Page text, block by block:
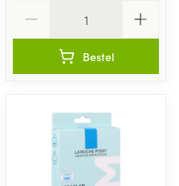
Bestel